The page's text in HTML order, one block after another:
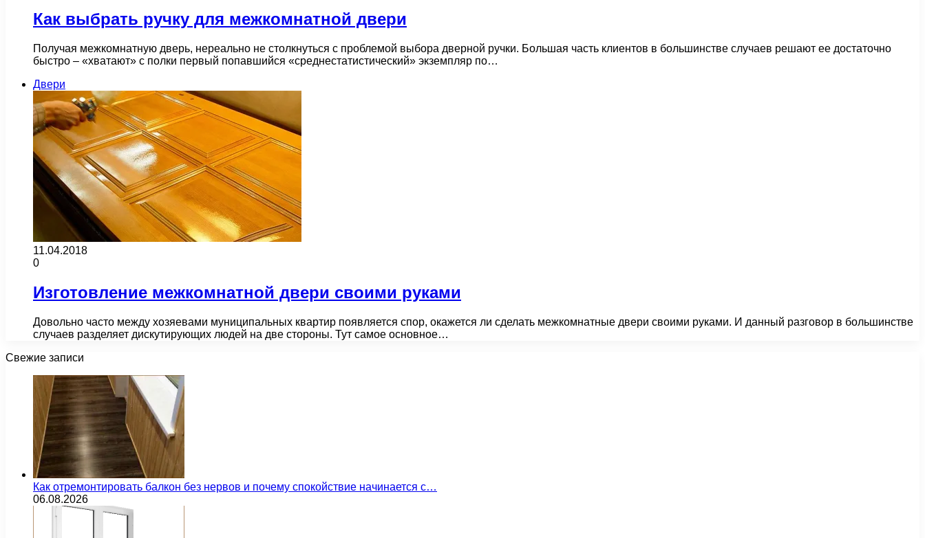
Как выбрать ручку для межкомнатной двери
Получая межкомнатную дверь, нереально не столкнуться с проблемой выбора дверной ручки. Большая часть клиентов в большинстве случаев решают ее достаточно
быстро – «хватают» с полки первый попавшийся «среднестатистический» экземпляр по…
Двери
11.04.2018
0
Изготовление межкомнатной двери своими руками
Довольно часто между хозяевами муниципальных квартир появляется спор, окажется ли сделать межкомнатные двери своими руками. И данный разговор в большинстве
случаев разделяет дискутирующих людей на две стороны. Тут самое основное…
Свежие записи
Как отремонтировать балкон без нервов и почему спокойствие начинается с…
06.08.2026